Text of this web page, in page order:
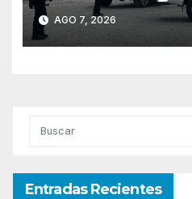
obstrucción en
Ayotzinapa
AGO 7, 2026
Entradas Recientes